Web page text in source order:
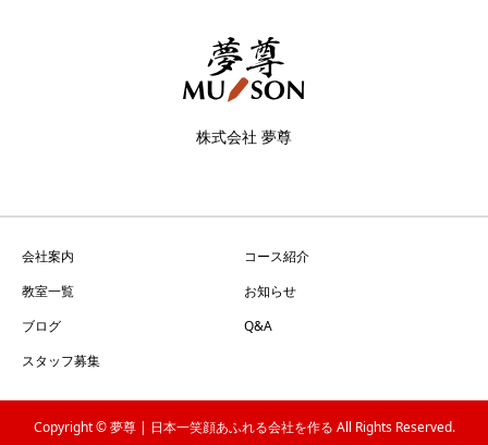
株式会社 夢尊
会社案内
コース紹介
教室一覧
お知らせ
ブログ
Q&A
スタッフ募集
Copyright © 夢尊 | 日本一笑顔あふれる会社を作る All Rights Reserved.